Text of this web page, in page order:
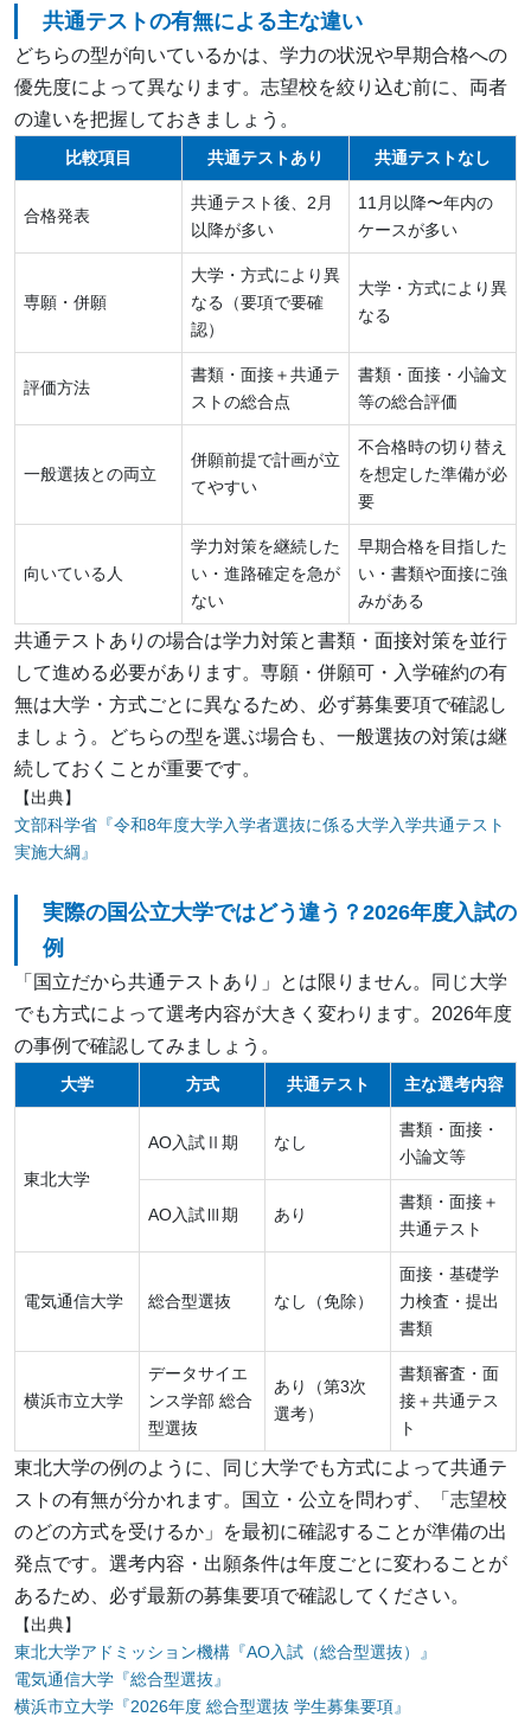
共通テストの有無による主な違い
どちらの型が向いているかは、学力の状況や早期合格への
優先度によって異なります。志望校を絞り込む前に、両者
の違いを把握しておきましょう。
比較項目 共通テストあり 共通テストなし
合格発表
共通テスト後、2月
以降が多い
11月以降〜年内の
ケースが多い
専願・併願
大学・方式により異
なる（要項で要確
認）
大学・方式により異
なる
評価方法
書類・面接＋共通テ
ストの総合点
書類・面接・小論文
等の総合評価
一般選抜との両立
併願前提で計画が立
てやすい
不合格時の切り替え
を想定した準備が必
要
向いている人
学力対策を継続した
い・進路確定を急が
ない
早期合格を目指した
い・書類や面接に強
みがある
共通テストありの場合は学力対策と書類・面接対策を並行
して進める必要があります。専願・併願可・入学確約の有
無は大学・方式ごとに異なるため、必ず募集要項で確認し
ましょう。どちらの型を選ぶ場合も、一般選抜の対策は継
続しておくことが重要です。
【出典】
文部科学省『令和8年度大学入学者選抜に係る大学入学共通テスト
実施大綱』
実際の国公立大学ではどう違う？2026年度入試の
例
「国立だから共通テストあり」とは限りません。同じ大学
でも方式によって選考内容が大きく変わります。2026年度
の事例で確認してみましょう。
大学 方式 共通テスト 主な選考内容
東北大学
AO入試Ⅱ期 なし
書類・面接・
小論文等
AO入試Ⅲ期 あり
書類・面接＋
共通テスト
電気通信大学 総合型選抜 なし（免除）
面接・基礎学
力検査・提出
書類
横浜市立大学
データサイエ
ンス学部 総合
型選抜
あり（第3次
選考）
書類審査・面
接＋共通テス
ト
東北大学の例のように、同じ大学でも方式によって共通テ
ストの有無が分かれます。国立・公立を問わず、「志望校
のどの方式を受けるか」を最初に確認することが準備の出
発点です。選考内容・出願条件は年度ごとに変わることが
あるため、必ず最新の募集要項で確認してください。
【出典】
東北大学アドミッション機構『AO入試（総合型選抜）』
電気通信大学『総合型選抜』
横浜市立大学『2026年度 総合型選抜 学生募集要項』